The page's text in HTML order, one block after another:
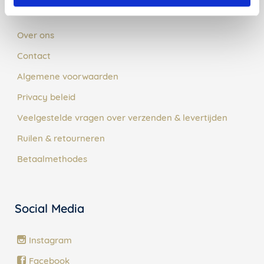
Klantenservice
Over ons
Contact
Algemene voorwaarden
Privacy beleid
Veelgestelde vragen over verzenden & levertijden
Ruilen & retourneren
Betaalmethodes
Social Media
Instagram
Facebook